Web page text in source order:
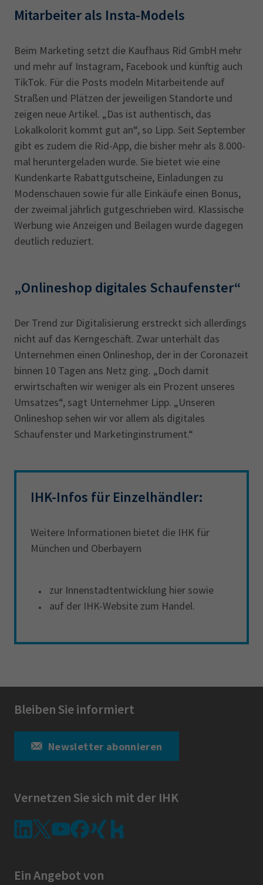
Mitarbeiter als Insta-Models
Beim Marketing setzt die Kaufhaus Rid GmbH mehr
und mehr auf Instagram, Facebook und künftig auch
TikTok. Für die Posts modeln Mitarbeitende auf
Straßen und Plätzen der jeweiligen Standorte und
zeigen neue Artikel. „Das ist authentisch, das
Lokalkolorit kommt gut an“, so Lipp. Seit September
gibt es zudem die Rid-App, die bisher mehr als 8.000-
mal heruntergeladen wurde. Sie bietet wie eine
Kundenkarte Rabattgutscheine, Einladungen zu
Modenschauen sowie für alle Einkäufe einen Bonus,
der zweimal jährlich gutgeschrieben wird. Klassische
Werbung wie Anzeigen und Beilagen wurde dagegen
deutlich reduziert.
„Onlineshop digitales Schaufenster“
Der Trend zur Digitalisierung erstreckt sich allerdings
nicht auf das Kerngeschäft. Zwar unterhält das
Unternehmen einen Onlineshop, der in der Coronazeit
binnen 10 Tagen ans Netz ging. „Doch damit
erwirtschaften wir weniger als ein Prozent unseres
Umsatzes“, sagt Unternehmer Lipp. „Unseren
Onlineshop sehen wir vor allem als digitales
Schaufenster und Marketinginstrument.“
IHK-Infos für Einzelhändler:
Weitere Informationen bietet die IHK für
München und Oberbayern
zur Innenstadtentwicklung hier sowie
auf der IHK-Website zum Handel.
Bleiben Sie informiert
Newsletter abonnieren
Vernetzen Sie sich mit der IHK
Ein Angebot von